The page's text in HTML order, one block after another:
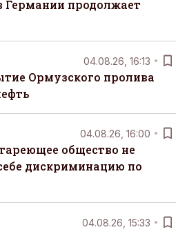
Германии продолжает
04.08.26, 16:13
Ормузского пролива
04.08.26, 16:00
общество не
дискриминацию по
04.08.26, 15:33